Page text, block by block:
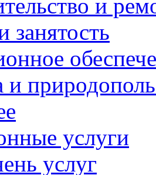
и
занятость
и
услуги
услуг